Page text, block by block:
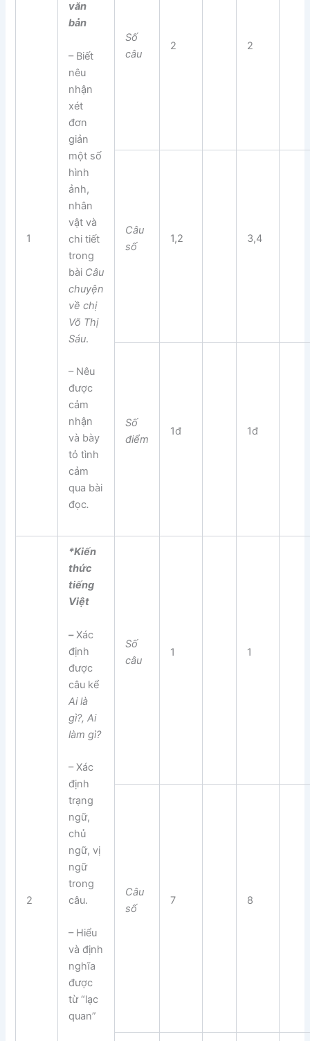
1
văn
bản
– Biết
nêu
nhận
xét
đơn
giản
một số
hình
ảnh,
nhân
vật và
chi tiết
trong
bài Câu
chuyện
về chị
Võ Thị
Sáu.
– Nêu
được
cảm
nhận
và bày
tỏ tình
cảm
qua bài
đọc.
Số
câu
2 2
Câu
số
1,2 3,4
Số
điểm
1đ 1đ
2
*Kiến
thức
tiếng
Việt
–Xác
định
được
câu kể
Ai là
gì?, Ai
làm gì?
– Xác
định
trạng
ngữ,
chủ
ngữ, vị
ngữ
trong
câu.
– Hiểu
và định
nghĩa
được
từ “lạc
quan”
Số
câu
1 1
Câu
số
7 8